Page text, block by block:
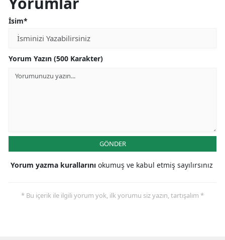
Düzce
İsim*
Yorum Yazın (500 Karakter)
GÖNDER
Yorum yazma kurallarını okumuş ve kabul etmiş sayılırsınız
* Bu içerik ile ilgili yorum yok, ilk yorumu siz yazın, tartışalım *